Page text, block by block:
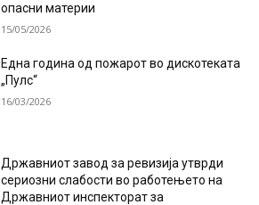
опасни материи
15/05/2026
Една година од пожарот во дискотеката
„Пулс“
16/03/2026
Државниот завод за ревизија утврди
сериозни слабости во работењето на
Државниот инспекторат за